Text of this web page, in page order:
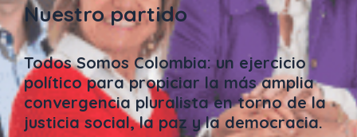
Nuestro partido
Todos Somos Colombia: un ejercicio
político para propiciar la más amplia
convergencia pluralista en torno de la
justicia social, la paz y la democracia.